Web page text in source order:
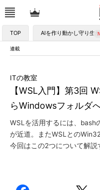
TOP AIを作り動かし守り生
連載
【WSL入門】第3回
らWindowsフォルダ
ITの教室
WSLを活用するには、bash
が近道。またWSLとの
今回はこの2つについて解説